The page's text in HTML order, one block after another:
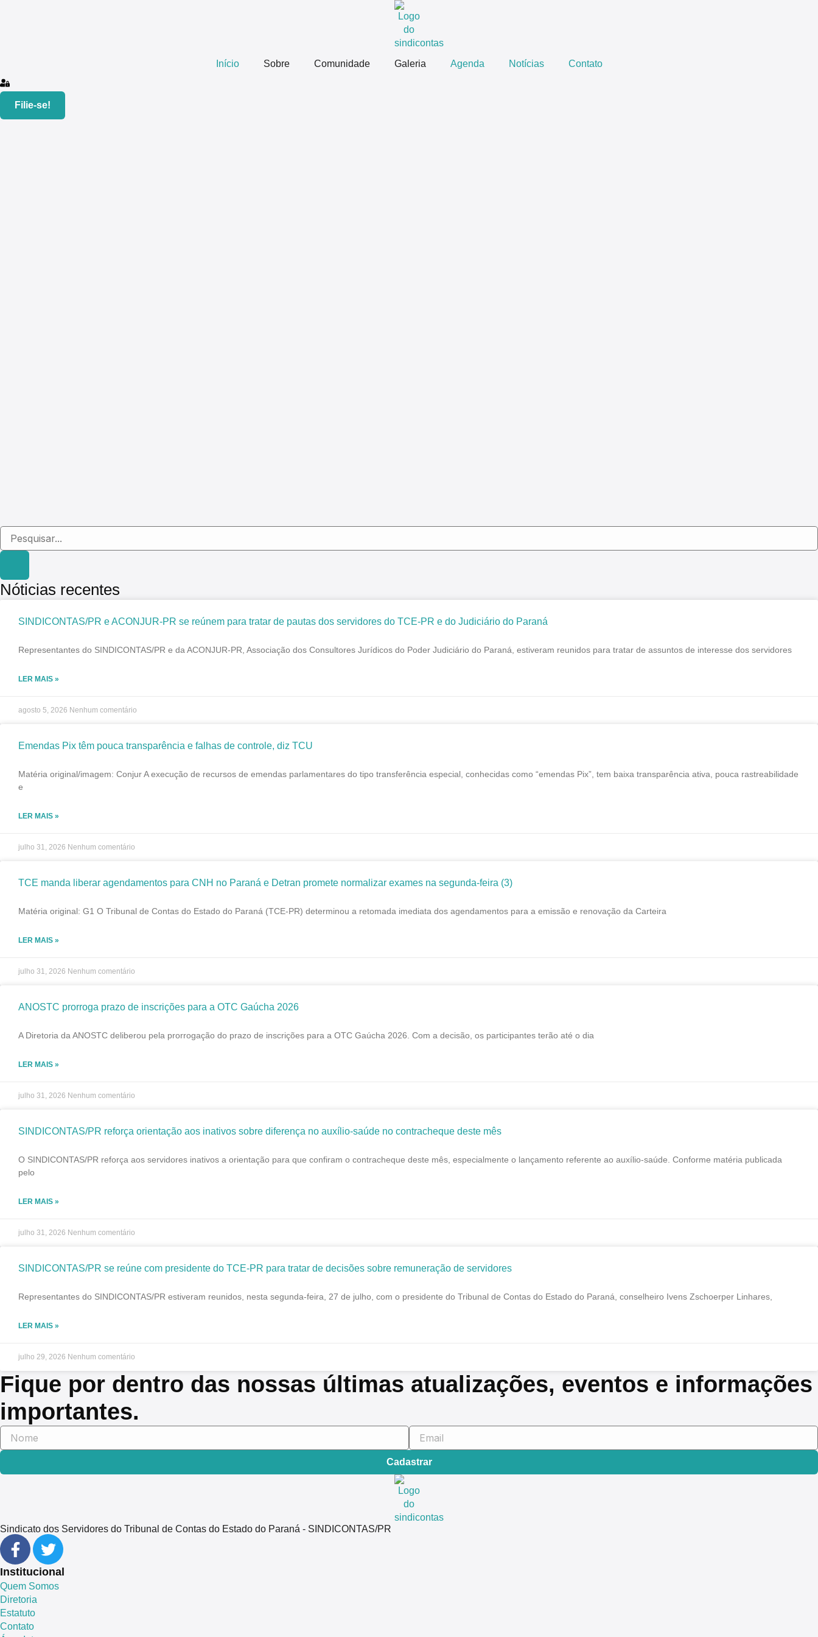
Início Sobre Comunidade Galeria Agenda Notícias Contato
Filie-se!
Nóticias recentes
SINDICONTAS/PR e ACONJUR-PR se reúnem para tratar de pautas dos servidores do TCE-PR e do Judiciário do Paraná
Representantes do SINDICONTAS/PR e da ACONJUR-PR, Associação dos Consultores Jurídicos do Poder Judiciário do Paraná, estiveram reunidos para tratar de assuntos de interesse dos servidores
LER MAIS »
agosto 5, 2026 Nenhum comentário
Emendas Pix têm pouca transparência e falhas de controle, diz TCU
Matéria original/imagem: Conjur A execução de recursos de emendas parlamentares do tipo transferência especial, conhecidas como “emendas Pix”, tem baixa transparência ativa, pouca rastreabilidade
e
LER MAIS »
julho 31, 2026 Nenhum comentário
TCE manda liberar agendamentos para CNH no Paraná e Detran promete normalizar exames na segunda-feira (3)
Matéria original: G1 O Tribunal de Contas do Estado do Paraná (TCE-PR) determinou a retomada imediata dos agendamentos para a emissão e renovação da Carteira
LER MAIS »
julho 31, 2026 Nenhum comentário
ANOSTC prorroga prazo de inscrições para a OTC Gaúcha 2026
A Diretoria da ANOSTC deliberou pela prorrogação do prazo de inscrições para a OTC Gaúcha 2026. Com a decisão, os participantes terão até o dia
LER MAIS »
julho 31, 2026 Nenhum comentário
SINDICONTAS/PR reforça orientação aos inativos sobre diferença no auxílio-saúde no contracheque deste mês
O SINDICONTAS/PR reforça aos servidores inativos a orientação para que confiram o contracheque deste mês, especialmente o lançamento referente ao auxílio-saúde. Conforme matéria publicada
pelo
LER MAIS »
julho 31, 2026 Nenhum comentário
SINDICONTAS/PR se reúne com presidente do TCE-PR para tratar de decisões sobre remuneração de servidores
Representantes do SINDICONTAS/PR estiveram reunidos, nesta segunda-feira, 27 de julho, com o presidente do Tribunal de Contas do Estado do Paraná, conselheiro Ivens Zschoerper Linhares,
LER MAIS »
julho 29, 2026 Nenhum comentário
Fique por dentro das nossas últimas atualizações, eventos e informações
importantes.
Cadastrar
Sindicato dos Servidores do Tribunal de Contas do Estado do Paraná - SINDICONTAS/PR
Institucional
Quem Somos
Diretoria
Estatuto
Contato